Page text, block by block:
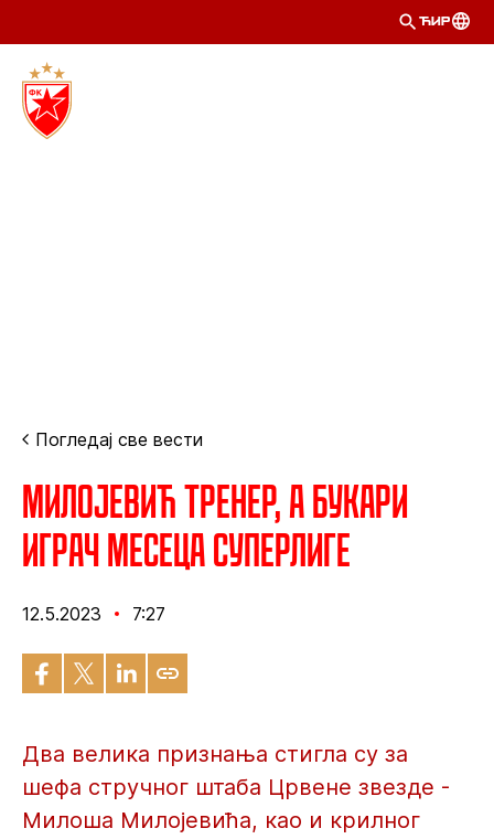
ЋИР
Погледај све вести
Милојевић тренер, а Букари
играч месеца Суперлиге
12.5.2023 7:27
Два велика признања стигла су за
шефа стручног штаба Црвене звезде -
Милоша Милојевића, као и крилног